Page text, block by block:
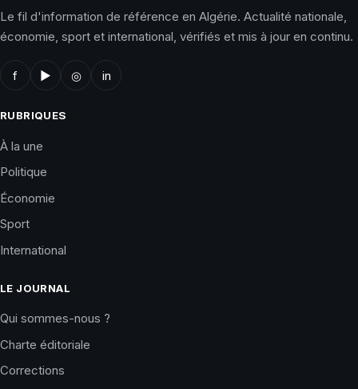
Le fil d'information de référence en Algérie. Actualité nationale,
économie, sport et international, vérifiés et mis à jour en continu.
f ▶ ◎ in
RUBRIQUES
À la une
Politique
Économie
Sport
International
LE JOURNAL
Qui sommes-nous ?
Charte éditoriale
Corrections